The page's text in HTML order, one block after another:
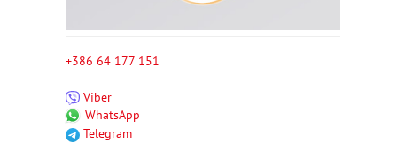
+386 64 177 151
Viber
WhatsApp
Telegram